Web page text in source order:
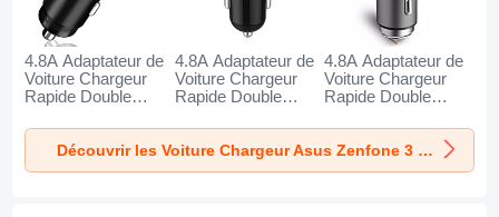
4.8A Adaptateur de
Voiture Chargeur
Rapide Double
K10 pour Asus
Zenfone 3 Max Noir
4.8A Adaptateur de
Voiture Chargeur
Rapide Double
K07 pour Asus
Zenfone 3 Max
Rouge
4.8A Adaptateur de
Voiture Chargeur
Rapide Double
K08 pour Asus
Zenfone 3 Max
Argent
Découvrir les Voiture Chargeur Asus Zenfone 3 Max